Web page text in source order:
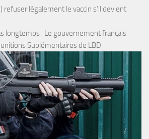
refuser légalement le vaccin s’il devient
longtemps : Le gouvernement français
Suplémentaires de LBD